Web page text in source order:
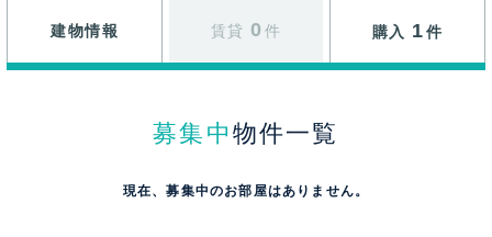
建物情報 賃貸 0 件 購入 1 件
募集中 物件一覧
現在、募集中のお部屋はありません。